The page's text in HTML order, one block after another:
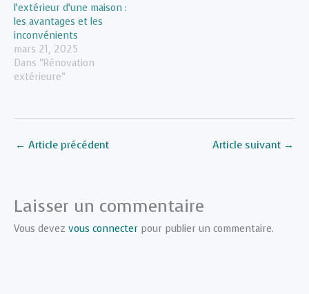
l’extérieur d’une maison :
les avantages et les
inconvénients
mars 21, 2025
Dans "Rénovation
extérieure"
← Article précédent Article suivant →
Laisser un commentaire
Vous devez vous connecter pour publier un commentaire.